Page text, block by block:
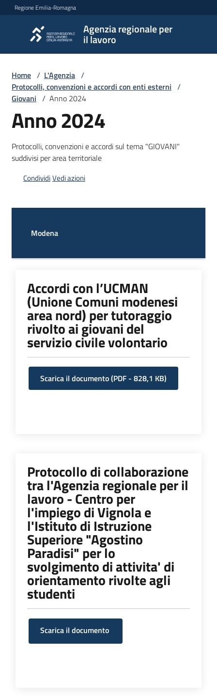
Vai al contenuto
Vai alla navigazione
Vai al footer
Regione Emilia-Romagna
Agenzia regionale per
il lavoro
Agenzia
regionale
per il
lavoro
L'Agenzia
Novità
l'impiego
Lavoro
Seguici
Home / L'Agenzia /
Protocolli, convenzioni e accordi con enti esterni /
Giovani / Anno 2024
Anno 2024
Protocolli, convenzioni e accordi sul tema "GIOVANI"
suddivisi per area territoriale
CondividiVedi azioni
Modena
Accordi con l’UCMAN
(Unione Comuni modenesi
area nord) per tutoraggio
rivolto ai giovani del
servizio civile volontario
Scarica il documento(PDF - 828,1 KB)
Protocollo di collaborazione
tra l'Agenzia regionale per il
lavoro - Centro per
l'impiego di Vignola e
l'Istituto di Istruzione
Superiore "Agostino
Paradisi" per lo
svolgimento di attivita' di
orientamento rivolte agli
studenti
Scarica il documento